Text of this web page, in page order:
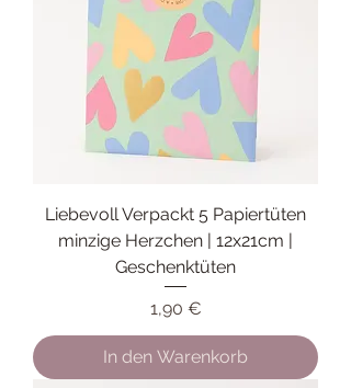
Liebevoll Verpackt 5 Papiertüten
minzige Herzchen | 12x21cm |
Geschenktüten
Preis
1,90 €
In den Warenkorb